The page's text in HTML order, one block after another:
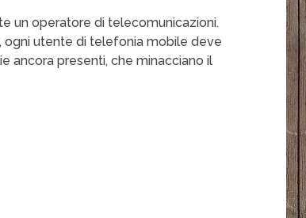
un operatore di telecomunicazioni.
ogni utente di telefonia mobile deve
ancora presenti, che minacciano il